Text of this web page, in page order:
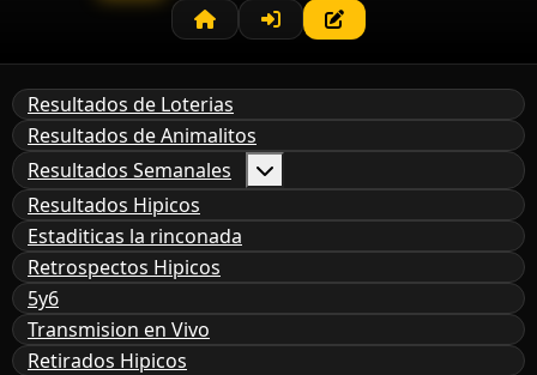
Resultados de Loterias
Resultados de Animalitos
Resultados Semanales
Resultados Hipicos
Estaditicas la rinconada
Retrospectos Hipicos
5y6
Transmision en Vivo
Retirados Hipicos